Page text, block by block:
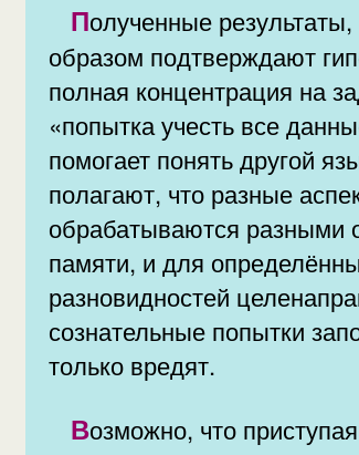
Полученные результаты, косвенным
образом подтверждают
полная концентрация на
«попытка учесть все
помогает понять другой
полагают, что разные
обрабатываются разными
памяти, и для
разновидностей
сознательные попытки
только вредят.
Возможно, что приступая